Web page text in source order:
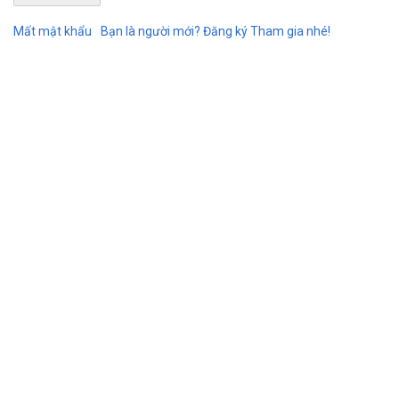
Mất mật khẩu Bạn là người mới? Đăng ký Tham gia nhé!